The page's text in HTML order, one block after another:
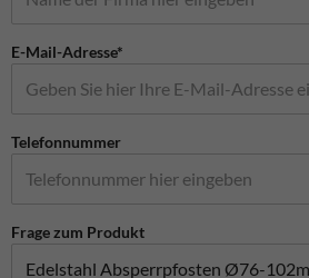
E-Mail-Adresse*
Telefonnummer
Frage zum Produkt